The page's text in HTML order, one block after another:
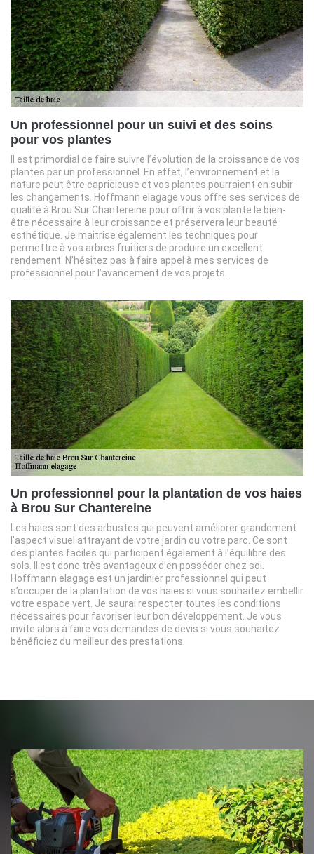
Un professionnel pour un suivi et des soins
pour vos plantes
Il est primordial de faire suivre l’évolution de la croissance de vos
plantes par un professionnel. En effet, l’environnement et la
nature peut être capricieuse et vos plantes pourraient en subir
les changements. Hoffmann elagage vous offre ses services de
qualité à Brou Sur Chantereine pour offrir à vos plante le bien-
être nécessaire à leur croissance et préservera leur beauté
esthétique. Je maitrise également les techniques pour
permettre à vos arbres fruitiers de produire un excellent
rendement. N’hésitez pas à faire appel à mes services de
professionnel pour l’avancement de vos projets.
Un professionnel pour la plantation de vos haies
à Brou Sur Chantereine
Les haies sont des arbustes qui peuvent améliorer grandement
l’aspect visuel attrayant de votre jardin ou votre parc. Ce sont
des plantes faciles qui participent également à l’équilibre des
sols. Il est donc très avantageux d’en posséder chez soi.
Hoffmann elagage est un jardinier professionnel qui peut
s’occuper de la plantation de vos haies si vous souhaitez embellir
votre espace vert. Je saurai respecter toutes les conditions
nécessaires pour favoriser leur bon développement. Je vous
invite alors à faire vos demandes de devis si vous souhaitez
bénéficiez du meilleur des prestations.